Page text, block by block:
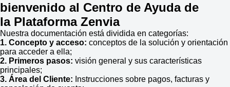
bienvenido al Centro de Ayuda de
la Plataforma Zenvia
Nuestra documentación está dividida en categorías:
1. Concepto y acceso: conceptos de la solución y orientación
para acceder a ella;
2. Primeros pasos: visión general y sus características
principales;
3. Área del Cliente: Instrucciones sobre pagos, facturas y